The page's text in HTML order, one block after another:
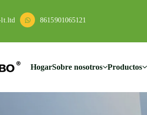
lt.ltd 8615901065121
HogarSobre nosotros Productos